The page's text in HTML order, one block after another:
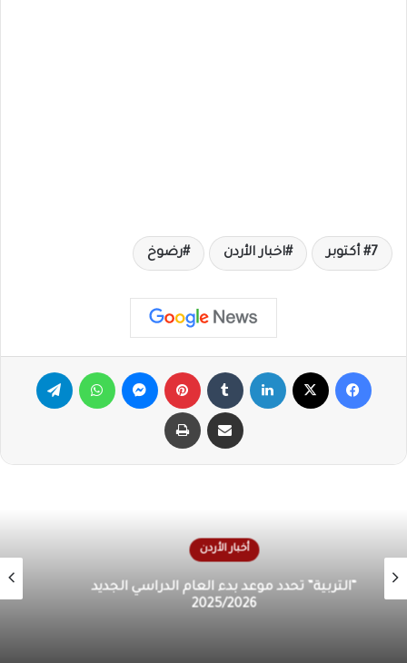
7 أكتوبر اخبار الأردن رضوخ
أخبار الأردن
الأردن يراقب تطورات الأوضاع الإقليمية.. الأمن العام
يؤكد ضرورة عدم الاقتراب من أي أجسام غريبة